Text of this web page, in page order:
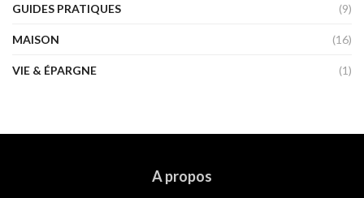
GUIDES PRATIQUES (9)
MAISON (16)
VIE & ÉPARGNE (1)
A propos